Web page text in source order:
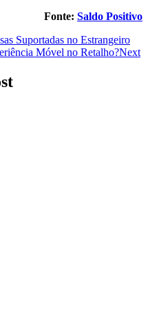
Fonte: Saldo Positivo
Suportadas no Estrangeiro
Móvel no Retalho?Next